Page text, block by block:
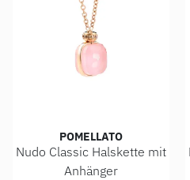
POMELLATO
Nudo Classic Halskette mit
Anhänger